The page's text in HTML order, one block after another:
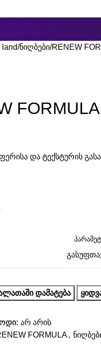
ნიღბები RENEW
ფერისა და ტექსტურის
ᲓᲐᲛᲐᲢᲔᲑᲐ
არ არის
FORMULA,